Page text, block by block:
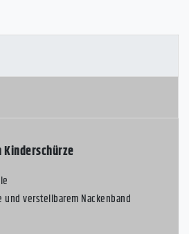
und verstellbarem Nackenband